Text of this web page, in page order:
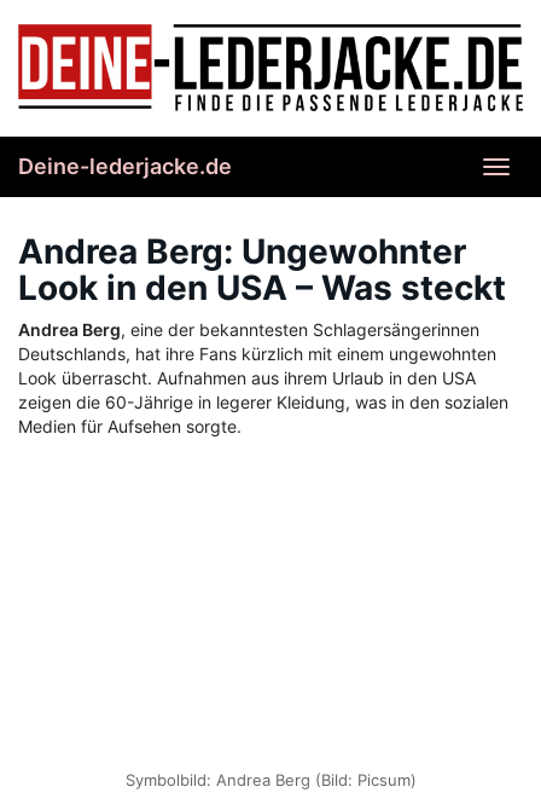
content
Deine-lederjacke.de
Andrea Berg: Ungewohnter
Look in den USA – Was steckt
Andrea Berg, eine der bekanntesten Schlagersängerinnen
Deutschlands, hat ihre Fans kürzlich mit einem ungewohnten
Look überrascht. Aufnahmen aus ihrem Urlaub in den USA
zeigen die 60-Jährige in legerer Kleidung, was in den sozialen
Medien für Aufsehen sorgte.
Symbolbild: Andrea Berg (Bild: Picsum)